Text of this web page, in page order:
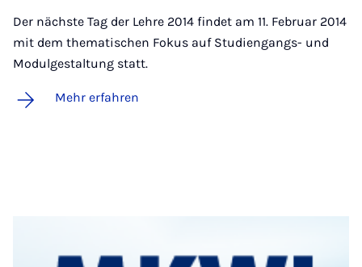
Der nächste Tag der Lehre 2014 findet am 11. Februar 2014
mit dem thematischen Fokus auf Studiengangs- und
Modulgestaltung statt.
Mehr erfahren